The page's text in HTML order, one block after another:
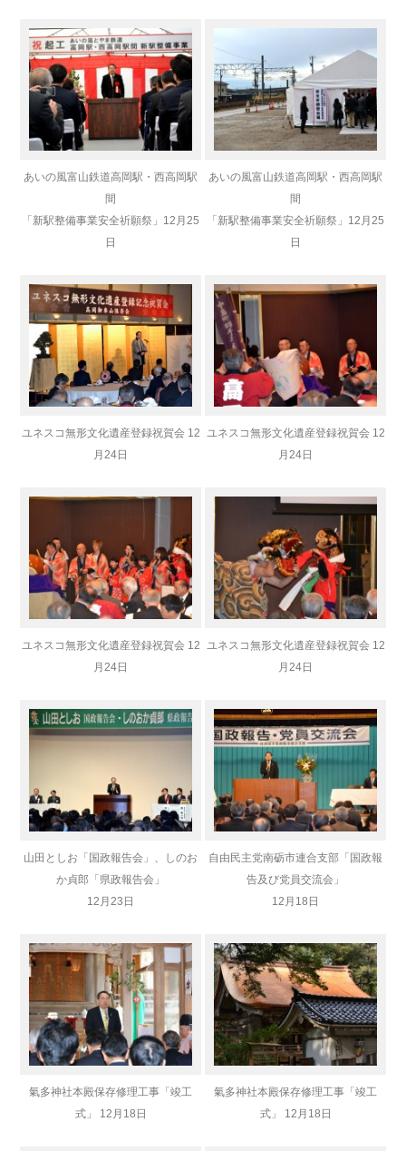
あいの風富山鉄道高岡駅・西高岡駅
間
「新駅整備事業安全祈願祭」12月25
日
あいの風富山鉄道高岡駅・西高岡駅
間
「新駅整備事業安全祈願祭」12月25
日
ユネスコ無形文化遺産登録祝賀会 12
月24日
ユネスコ無形文化遺産登録祝賀会 12
月24日
ユネスコ無形文化遺産登録祝賀会 12
月24日
ユネスコ無形文化遺産登録祝賀会 12
月24日
山田としお「国政報告会」、しのお
か貞郎「県政報告会」
12月23日
自由民主党南砺市連合支部「国政報
告及び党員交流会」
12月18日
氣多神社本殿保存修理工事「竣工
式」 12月18日
氣多神社本殿保存修理工事「竣工
式」 12月18日